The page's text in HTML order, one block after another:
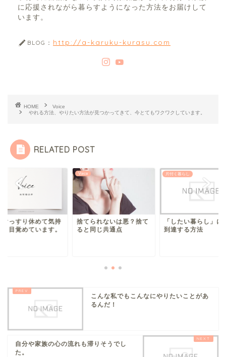
に応援されながら暮らすようになった方法をお届けして
います。
BLOG： http://a-karuku-kurasu.com
HOME
Voice
やれる方法、やりたい方法が見つかってきて、今とてもワクワクしています。
RELATED POST
ぐっすり休めて気持
く目覚めています。
Voice
捨てられないは悪？捨て
ると同じ共通点
片付く暮らし
「したい暮らし」に
到達する方法
こんな私でもこんなにやりたいことがあ
るんだ！
自分や家族の心の流れも滞りそうでし
た。